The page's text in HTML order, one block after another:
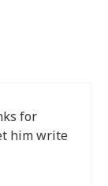
for
him write